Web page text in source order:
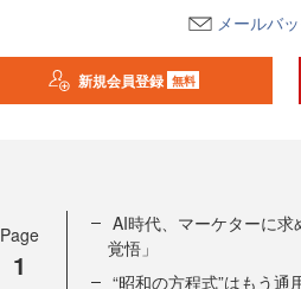
メールバ
新規会員登録 無料
Page
1
AI時代、マーケターに
覚悟」
“昭和の方程式”はもう